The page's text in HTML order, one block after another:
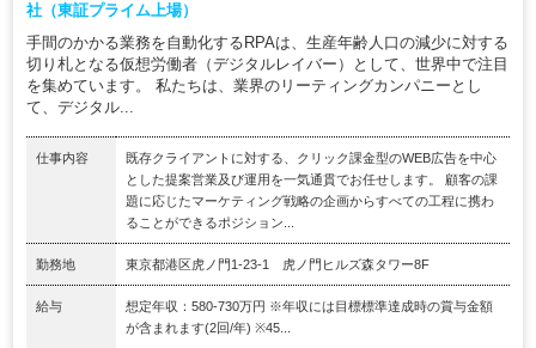
社（東証プライム上場）
手間のかかる業務を自動化するRPAは、生産年齢人口の減少に対する
切り札となる仮想労働者（デジタルレイバー）として、世界中で注目
を集めています。 私たちは、業界のリーティングカンパニーとし
て、デジタル...
仕事内容
既存クライアントに対する、クリック課金型のWEB広告を中心
とした提案営業及び運用を一気通貫でお任せします。 顧客の課
題に応じたマーケティング戦略の企画からすべての工程に携わ
ることができるポジション...
勤務地 東京都港区虎ノ門1-23-1 虎ノ門ヒルズ森タワー8F
給与
想定年収：580-730万円 ※年収には目標標準達成時の賞与金額
が含まれます(2回/年) ※45...